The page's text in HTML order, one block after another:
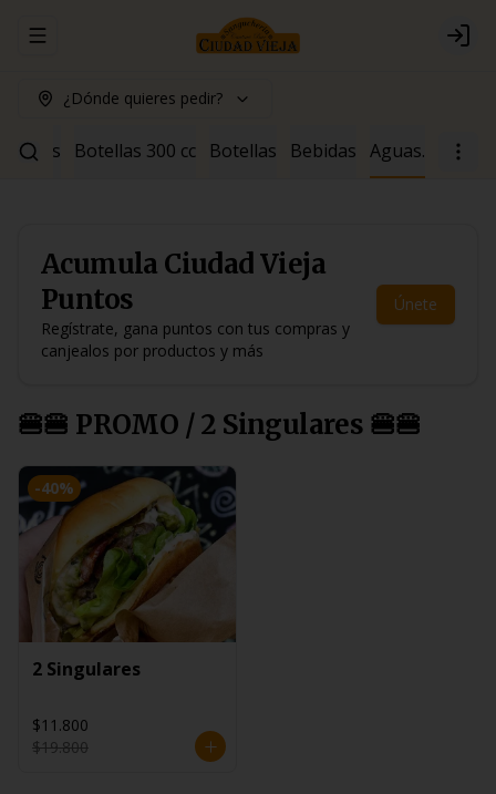
Abrir menu de navegación Login
¿Dónde quieres pedir?
Botellas 300 cc Botellas Bebidas Aguas.
Acumula Ciudad Vieja
Puntos
Regístrate, gana puntos con tus compras y
canjealos por productos y más
Únete
🍔🍔 PROMO / 2 Singulares 🍔🍔
-40%
2 Singulares
$11.800
$19.800